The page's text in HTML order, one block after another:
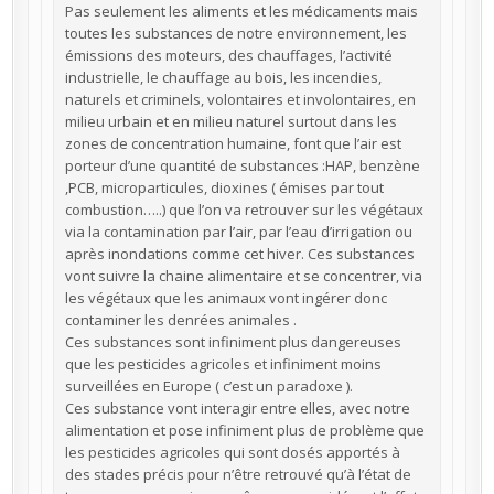
Pas seulement les aliments et les médicaments mais
toutes les substances de notre environnement, les
émissions des moteurs, des chauffages, l’activité
industrielle, le chauffage au bois, les incendies,
naturels et criminels, volontaires et involontaires, en
milieu urbain et en milieu naturel surtout dans les
zones de concentration humaine, font que l’air est
porteur d’une quantité de substances :HAP, benzène
,PCB, microparticules, dioxines ( émises par tout
combustion…..) que l’on va retrouver sur les végétaux
via la contamination par l’air, par l’eau d’irrigation ou
après inondations comme cet hiver. Ces substances
vont suivre la chaine alimentaire et se concentrer, via
les végétaux que les animaux vont ingérer donc
contaminer les denrées animales .
Ces substances sont infiniment plus dangereuses
que les pesticides agricoles et infiniment moins
surveillées en Europe ( c’est un paradoxe ).
Ces substance vont interagir entre elles, avec notre
alimentation et pose infiniment plus de problème que
les pesticides agricoles qui sont dosés apportés à
des stades précis pour n’être retrouvé qu’à l’état de